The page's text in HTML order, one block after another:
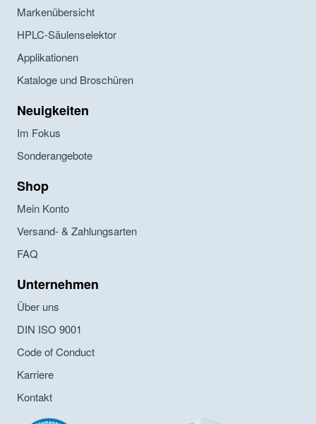
Markenübersicht
HPLC-Säulenselektor
Applikationen
Kataloge und Broschüren
Neuigkeiten
Im Fokus
Sonderangebote
Shop
Mein Konto
Versand- & Zahlungsarten
FAQ
Unternehmen
Über uns
DIN ISO 9001
Code of Conduct
Karriere
Kontakt